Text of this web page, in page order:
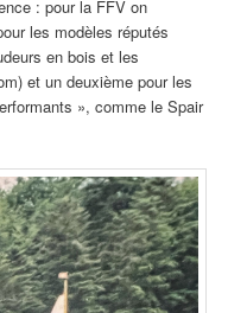
: pour la FFV on
les modèles réputés
en bois et les
et un deuxième pour les
», comme le Spair